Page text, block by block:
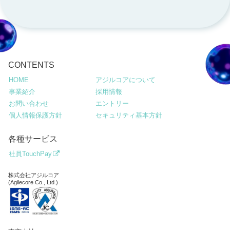
CONTENTS
HOME
アジルコアについて
事業紹介
採用情報
お問い合わせ
エントリー
個人情報保護方針
セキュリティ基本方針
各種サービス
社員TouchPay
株式会社アジルコア
(Agilecore Co., Ltd.)